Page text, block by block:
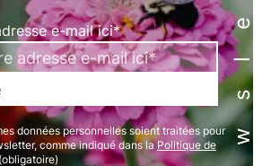
e-mail ici*
données personnelles soient traitées pour
comme indiqué dans laPolitique de